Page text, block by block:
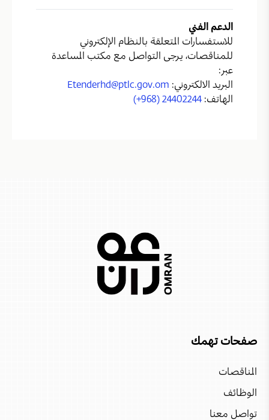
الدعم الفني
للاستفسارات المتعلقة بالنظام الإلكتروني
للمناقصات، يرجى التواصل مع مكتب المساعدة
عبر:
البريد الالكتروني: Etenderhd@ptlc.gov.om
الهاتف: (+968) 24402244
صفحات تهمك
المناقصات
الوظائف
تواصل معنا